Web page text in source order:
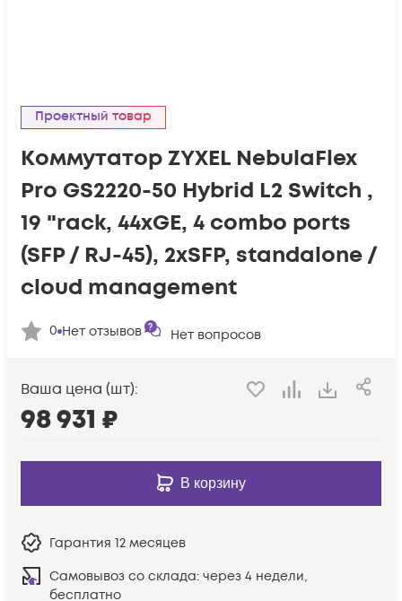
Проектный товар
Коммутатор ZYXEL NebulaFlex
Pro GS2220-50 Hybrid L2 Switch ,
19 "rack, 44xGE, 4 combo ports
(SFP / RJ-45), 2xSFP, standalone /
cloud management
0 Нет отзывов Нет вопросов
Ваша цена (шт):
98 931 ₽
В корзину
Гарантия 12 месяцев
Самовывоз со склада: через 4 недели,
бесплатно